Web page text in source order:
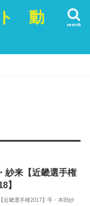
ト 動
search
紗来【近畿選手権
】
近畿選手権2017】手・本田紗